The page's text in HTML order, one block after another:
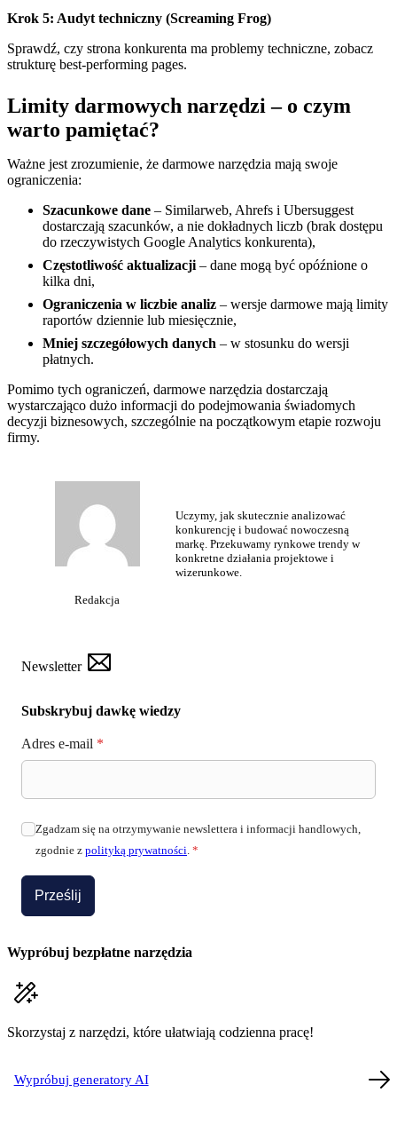
Krok 5: Audyt techniczny (Screaming Frog)
Sprawdź, czy strona konkurenta ma problemy techniczne, zobacz
strukturę best-performing pages.
Limity darmowych narzędzi – o czym
warto pamiętać?
Ważne jest zrozumienie, że darmowe narzędzia mają swoje
ograniczenia:
Szacunkowe dane – Similarweb, Ahrefs i Ubersuggest
dostarczają szacunków, a nie dokładnych liczb (brak dostępu
do rzeczywistych Google Analytics konkurenta),
Częstotliwość aktualizacji – dane mogą być opóźnione o
kilka dni,
Ograniczenia w liczbie analiz – wersje darmowe mają limity
raportów dziennie lub miesięcznie,
Mniej szczegółowych danych – w stosunku do wersji
płatnych.
Pomimo tych ograniczeń, darmowe narzędzia dostarczają
wystarczająco dużo informacji do podejmowania świadomych
decyzji biznesowych, szczególnie na początkowym etapie rozwoju
firmy.
Redakcja
Uczymy, jak skutecznie analizować
konkurencję i budować nowoczesną
markę. Przekuwamy rynkowe trendy w
konkretne działania projektowe i
wizerunkowe.
Newsletter
Subskrybuj dawkę wiedzy
Adres e-mail *
Zgadzam się na otrzymywanie newslettera i informacji handlowych,
zgodnie z polityką prywatności. *
Prześlij
Wypróbuj bezpłatne narzędzia
Skorzystaj z narzędzi, które ułatwiają codzienna pracę!
Wypróbuj generatory AI